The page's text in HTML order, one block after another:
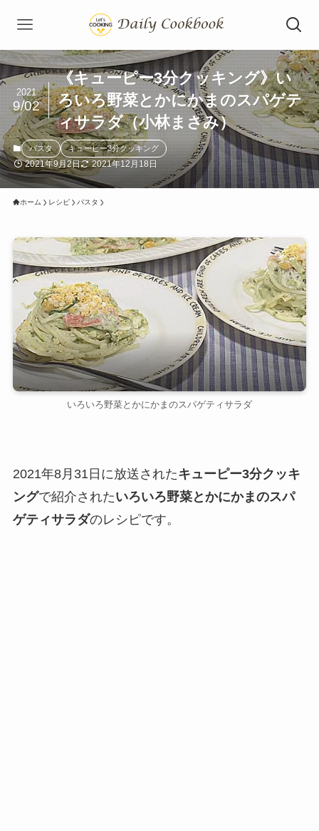
《キューピー3分クッキング》い
ろいろ野菜とかにかまのスパゲテ
ィサラダ（小林まさみ）
2021
9/02
パスタ キューピー3分クッキング
2021年9月2日 2021年12月18日
ホーム レシピ パスタ
いろいろ野菜とかにかまのスパゲティサラダ
2021年8月31日に放送されたキューピー3分クッキ
ングで紹介されたいろいろ野菜とかにかまのスパ
ゲティサラダのレシピです。